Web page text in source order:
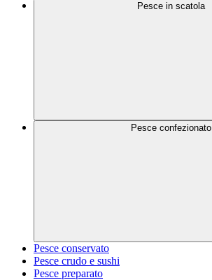
Pesce in scatola
Pesce confezionato
Pesce conservato
Pesce crudo e sushi
Pesce preparato